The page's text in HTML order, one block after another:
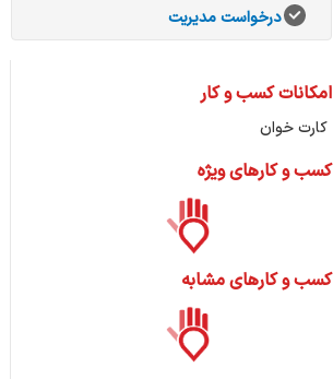
درخواست مدیریت
امکانات کسب و کار
کارت خوان
کسب و کارهای ویژه
کسب و کارهای مشابه